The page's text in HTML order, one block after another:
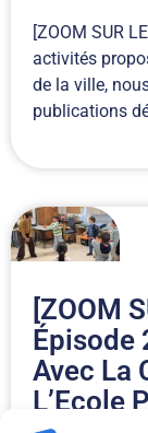
[ZOOM SUR
activités
de la ville,
publications
[ZOOM SUR LE PÉRISCOLAIRE]
Épisode
Avec La
L’Ecole